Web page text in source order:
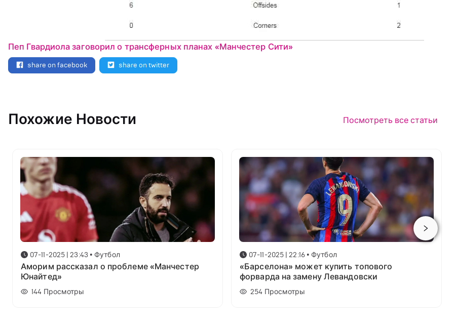
Пеп Гвардиола заговорил о трансферных планах «Манчестер Сити»
share on facebook share on twitter
Похожие Новости Посмотреть все статьи
07-11-2025 | 23:43 • Футбол
Аморим рассказал о проблеме «Манчестер
Юнайтед»
144 Просмотры
07-11-2025 | 22:16 • Футбол
«Барселона» может купить топового
форварда на замену Левандовски
254 Просмотры